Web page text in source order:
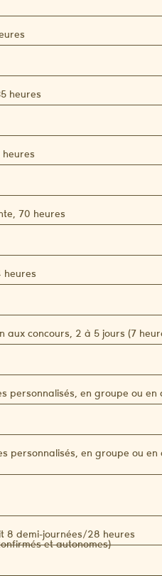
heures
heures
70 heures
heures
aux concours, 2 à 5 jours (7
personnalisés, en groupe ou en
personnalisés, en groupe ou
8 demi-journées/28 heures
et autonomes)